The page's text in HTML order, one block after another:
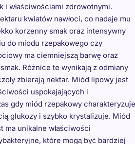
i właściwościami zdrowotnymi.
kwiatów nawłoci, co nadaje mu
korzenny smak oraz intensywny
do miodu rzepakowego czy
ma ciemniejszą barwę oraz
Różnice te wynikają z odmiany
zbierają nektar. Miód lipowy jest
uspokajających i
gdy miód rzepakowy charakteryzuje
glukozy i szybko krystalizuje. Miód
ma unikalne właściwości
które mogą być bardziej